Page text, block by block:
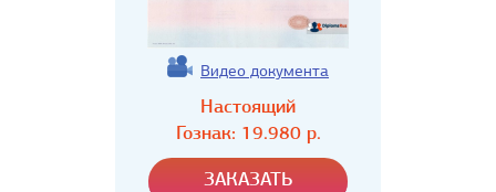
Видео документа
Настоящий
Гознак: 19.980р.